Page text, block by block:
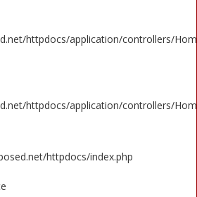
httpdocs/application/controllers/
httpdocs/application/controllers/
httpdocs/index.php